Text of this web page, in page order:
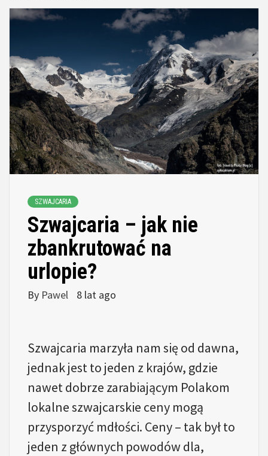
SZWAJCARIA
Szwajcaria – jak nie
zbankrutować na
urlopie?
By Pawel 8 lat ago
Szwajcaria marzyła nam się od dawna,
jednak jest to jeden z krajów, gdzie
nawet dobrze zarabiającym Polakom
lokalne szwajcarskie ceny mogą
przysporzyć mdłości. Ceny – tak był to
jeden z głównych powodów dla,